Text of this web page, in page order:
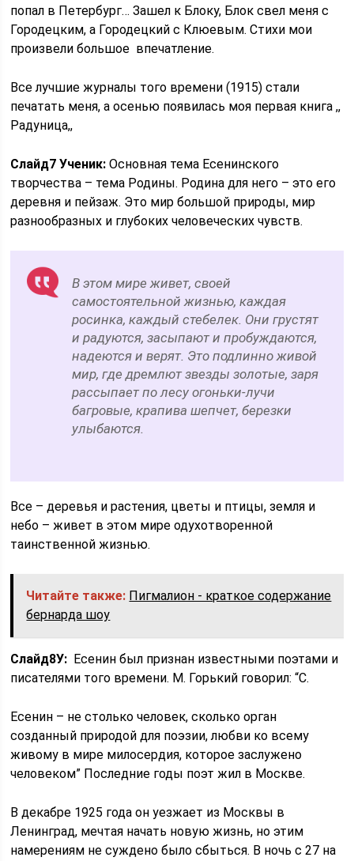
попал в Петербург… Зашел к Блоку, Блок свел меня с
Городецким, а Городецкий с Клюевым. Стихи мои
произвели большое впечатление.
Все лучшие журналы того времени (1915) стали
печатать меня, а осенью появилась моя первая книга ,,
Радуница,,
Слайд7Ученик:Основная тема Есенинского
творчества – тема Родины. Родина для него – это его
деревня и пейзаж. Это мир большой природы, мир
разнообразных и глубоких человеческих чувств.
В этом мире живет, своей
самостоятельной жизнью, каждая
росинка, каждый стебелек. Они грустят
и радуются, засыпают и пробуждаются,
надеются и верят. Это подлинно живой
мир, где дремлют звезды золотые, заря
рассыпает по лесу огоньки-лучи
багровые, крапива шепчет, березки
улыбаются.
Все – деревья и растения, цветы и птицы, земля и
небо – живет в этом мире одухотворенной
таинственной жизнью.
Читайте также: Пигмалион - краткое содержание
бернарда шоу
Слайд8У: Есенин был признан известными поэтами и
писателями того времени. М. Горький говорил: “С.
Есенин – не столько человек, сколько орган
созданный природой для поэзии, любви ко всему
живому в мире милосердия, которое заслужено
человеком” Последние годы поэт жил в Москве.
В декабре 1925 года он уезжает из Москвы в
Ленинград, мечтая начать новую жизнь, но этим
намерениям не суждено было сбыться. В ночь с 27 на